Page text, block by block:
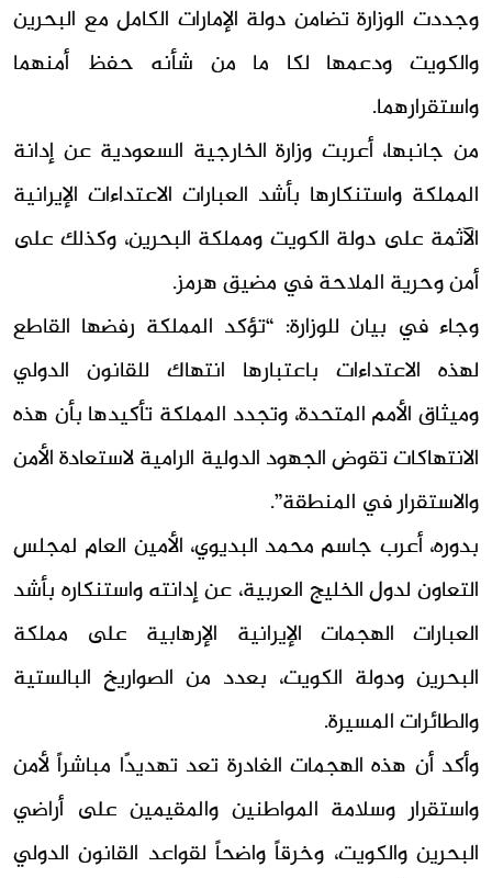
وجددت الوزارة تضامن دولة الإمارات الكامل مع البحرين
والكويت ودعمها لكا ما من شأنه حفظ أمنهما
واستقرارهما.
من جانبها، أعربت وزارة الخارجية السعودية عن إدانة
المملكة واستنكارها بأشد العبارات الاعتداءات الإيرانية
الآثمة على دولة الكويت ومملكة البحرين، وكذلك على
أمن وحرية الملاحة في مضيق هرمز.
وجاء في بيان للوزارة: “تؤكد المملكة رفضها القاطع
لهذه الاعتداءات باعتبارها انتهاك للقانون الدولي
وميثاق الأمم المتحدة، وتجدد المملكة تأكيدها بأن هذه
الانتهاكات تقوض الجهود الدولية الرامية لاستعادة الأمن
والاستقرار في المنطقة”.
بدوره، أعرب جاسم محمد البديوي، الأمين العام لمجلس
التعاون لدول الخليج العربية، عن إدانته واستنكاره بأشد
العبارات الهجمات الإيرانية الإرهابية على مملكة
البحرين ودولة الكويت، بعدد من الصواريخ البالستية
والطائرات المسيرة.
وأكد أن هذه الهجمات الغادرة تعد تهديدًا مباشراً لأمن
واستقرار وسلامة المواطنين والمقيمين على أراضي
البحرين والكويت، وخرقاً واضحاً لقواعد القانون الدولي